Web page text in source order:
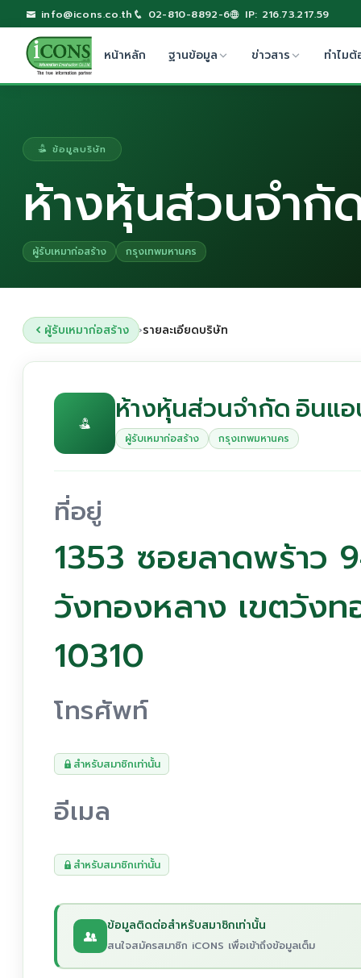
info@icons.co.th 02-810-8892-6 IP: 216.73.217.59
หน้าหลัก ฐานข้อมูล ข่าวสาร ทำไมต้
ข้อมูลบริษัท
ห้างหุ้นส่วนจำกั
ผู้รับเหมาก่อสร้าง กรุงเทพมหานคร
ผู้รับเหมาก่อสร้าง ›รายละเอียดบริษัท
ห้างหุ้นส่วนจำกัด อินแอ
ผู้รับเหมาก่อสร้าง กรุงเทพมหานคร
ที่อยู่
1353 ซอยลาดพร้าว
วังทองหลาง เขตวัง
10310
โทรศัพท์
สำหรับสมาชิกเท่านั้น
อีเมล
สำหรับสมาชิกเท่านั้น
ข้อมูลติดต่อสำหรับสมาชิกเท่านั้น
สนใจสมัครสมาชิก iCONS เพื่อเข้าถึงข้อมูลเต็ม